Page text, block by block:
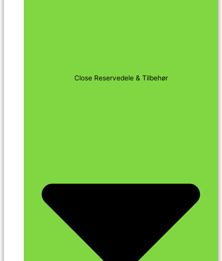
Close Reservedele & Tilbehør